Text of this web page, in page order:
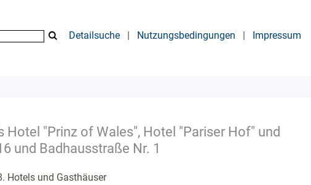
Detailsuche | Nutzungsbedingungen | Impressum
Hotel "Prinz of Wales", Hotel "Pariser Hof" und
und Badhausstraße Nr. 1
Hotels und Gasthäuser